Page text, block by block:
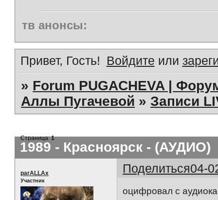
тв анонсы:
Привет, Гость! Войдите или
» Forum PUGACHEVA |
Аллы Пугачевой »Записи
1989 - Красноярск - (АУДИО)
Страница:1
Поделиться04-
parALLAx
Участник
оцифровал с